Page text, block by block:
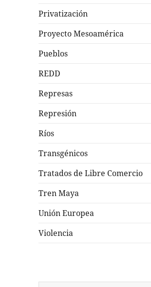
Privatización
Proyecto Mesoamérica
Pueblos
REDD
Represas
Represión
Ríos
Transgénicos
Tratados de Libre Comercio
Tren Maya
Unión Europea
Violencia